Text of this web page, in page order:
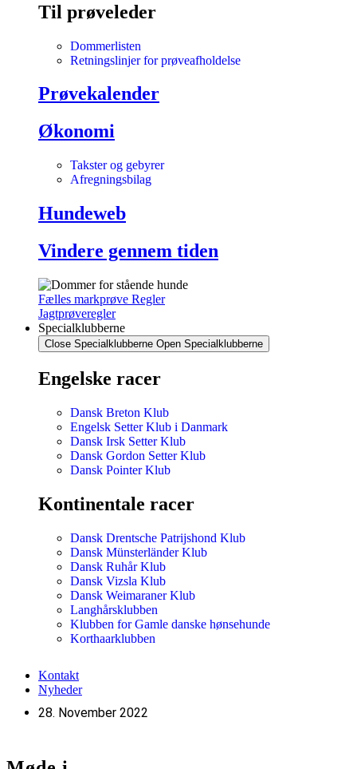
Til prøveleder
Dommerlisten
Retningslinjer for prøveafholdelse
Prøvekalender
Økonomi
Takster og gebyrer
Afregningsbilag
Hundeweb
Vindere gennem tiden
Fælles markprøve Regler
Jagtprøveregler
Specialklubberne
Close Specialklubberne Open Specialklubberne
Engelske racer
Dansk Breton Klub
Engelsk Setter Klub i Danmark
Dansk Irsk Setter Klub
Dansk Gordon Setter Klub
Dansk Pointer Klub
Kontinentale racer
Dansk Drentsche Patrijshond Klub
Dansk Münsterländer Klub
Dansk Ruhår Klub
Dansk Vizsla Klub
Dansk Weimaraner Klub
Langhårsklubben
Klubben for Gamle danske hønsehunde
Korthaarklubben
Kontakt
Nyheder
28. November 2022